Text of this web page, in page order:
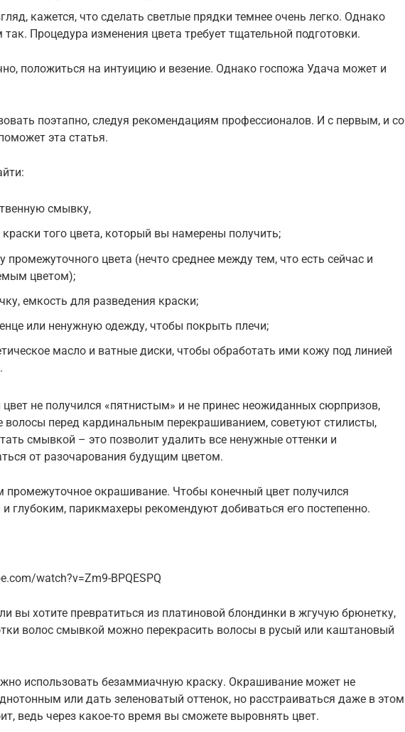
кажется, что сделать светлые прядки темнее очень легко. Однако
так. Процедура изменения цвета требует тщательной подготовки.
положиться на интуицию и везение. Однако госпожа Удача может и
поэтапно, следуя рекомендациям профессионалов. И с первым, и со
эта статья.
смывку,
краски того цвета, который вы намерены получить;
промежуточного цвета (нечто среднее между тем, что есть сейчас и
цветом);
емкость для разведения краски;
или ненужную одежду, чтобы покрыть плечи;
масло и ватные диски, чтобы обработать ими кожу под линией
не получился «пятнистым» и не принес неожиданных сюрпризов,
волосы перед кардинальным перекрашиванием, советуют стилисты,
смывкой – это позволит удалить все ненужные оттенки и
от разочарования будущим цветом.
промежуточное окрашивание. Чтобы конечный цвет получился
глубоким, парикмахеры рекомендуют добиваться его постепенно.
watch?v=Zm9-BPQESPQ
вы хотите превратиться из платиновой блондинки в жгучую брюнетку,
волос смывкой можно перекрасить волосы в русый или каштановый
использовать безаммиачную краску. Окрашивание может не
или дать зеленоватый оттенок, но расстраиваться даже в этом
ведь через какое-то время вы сможете выровнять цвет.